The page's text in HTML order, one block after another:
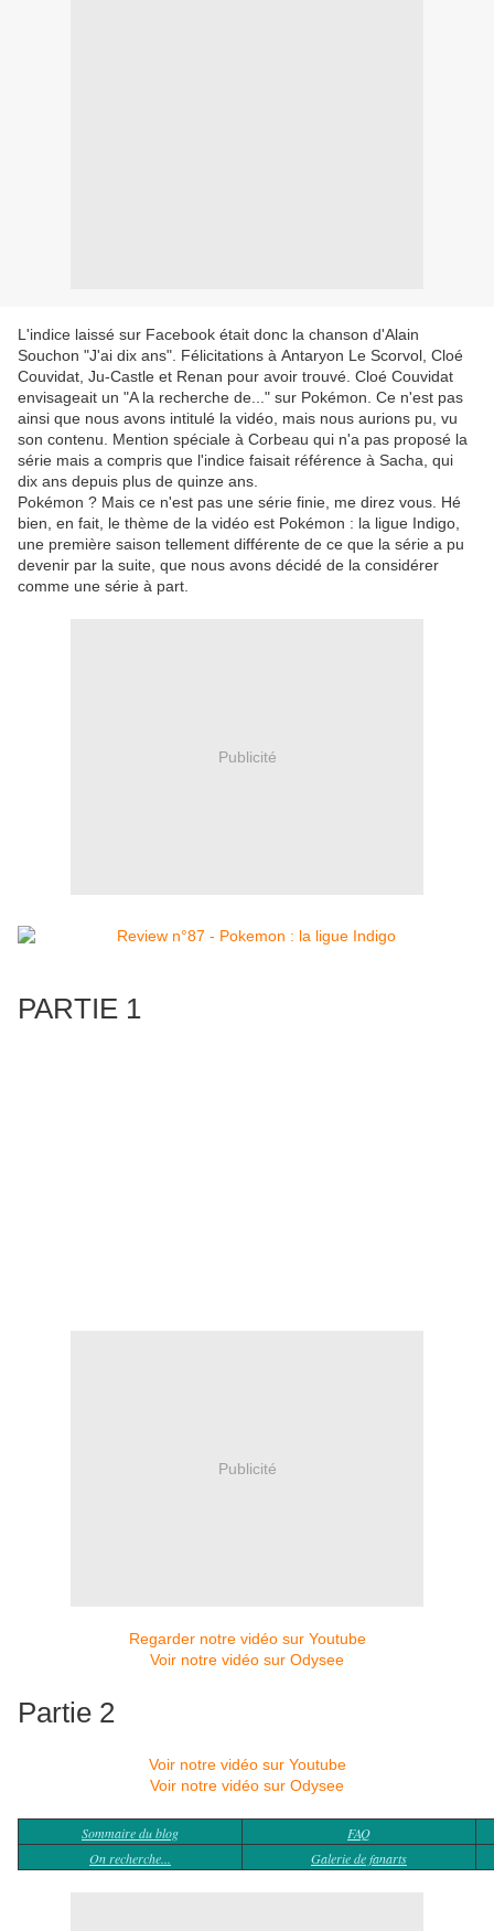
L'indice laissé sur Facebook était donc la chanson d'Alain
Souchon "J'ai dix ans". Félicitations à Antaryon Le Scorvol, Cloé
Couvidat, Ju-Castle et Renan pour avoir trouvé. Cloé Couvidat
envisageait un "A la recherche de..." sur Pokémon. Ce n'est pas
ainsi que nous avons intitulé la vidéo, mais nous aurions pu, vu
son contenu. Mention spéciale à Corbeau qui n'a pas proposé la
série mais a compris que l'indice faisait référence à Sacha, qui
dix ans depuis plus de quinze ans.
Pokémon ? Mais ce n'est pas une série finie, me direz vous. Hé
bien, en fait, le thème de la vidéo est Pokémon : la ligue Indigo,
une première saison tellement différente de ce que la série a pu
devenir par la suite, que nous avons décidé de la considérer
comme une série à part.
Publicité
PARTIE 1
Publicité
Regarder notre vidéo sur Youtube
Voir notre vidéo sur Odysee
Partie 2
Voir notre vidéo sur Youtube
Voir notre vidéo sur Odysee
Sommaire du blog
FAQ
On recherche...
Galerie de fanarts